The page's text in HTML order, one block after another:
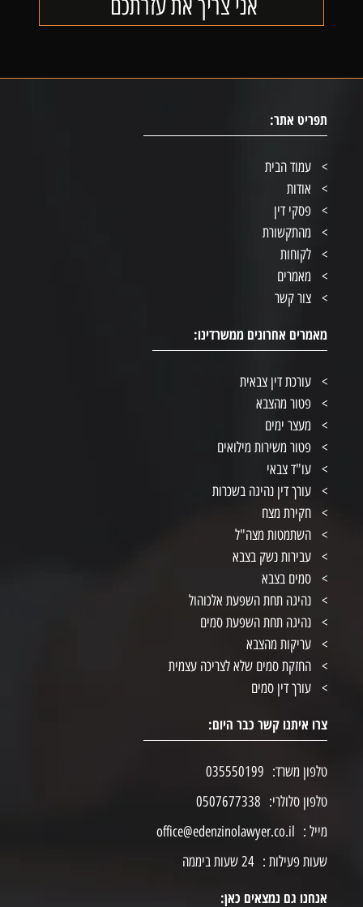
תפריט אתר:
עמוד הבית
אודות
פסקי דין
מהתקשורת
לקוחות
מאמרים
צור קשר
מאמרים אחרונים ממשרדינו:
עורכת דין צבאית
פטור מהצבא
מעצר ימים
פטור משירות מילואים
עו"ד צבאי
עורך דין נהיגה בשכרות
חקירת מצח
השתמטות מצה"ל
עבירות נשק בצבא
סמים בצבא
נהיגה תחת השפעת אלכוהול
נהיגה תחת השפעת סמים
עריקות מהצבא
החזקת סמים שלא לצריכה עצמית
עורך דין סמים
צרו איתנו קשר כבר היום:
טלפון משרד: 035550199
טלפון סלולרי: 0507677338
מייל : office@edenzinolawyer.co.il
שעות פעילות : 24 שעות ביממה
אנחנו גם נמצאים כאן: